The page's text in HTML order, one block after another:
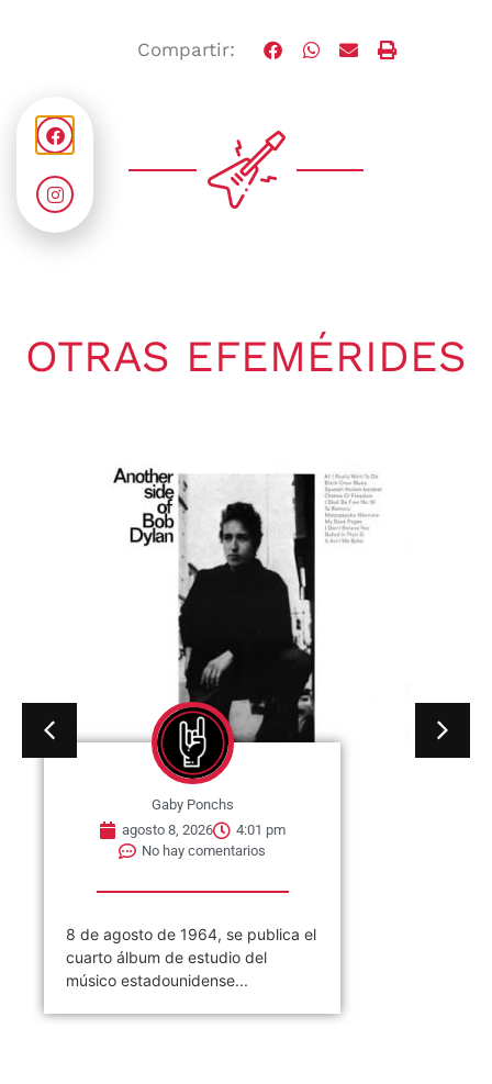
Compartir:
OTRAS EFEMÉRIDES
Gaby Ponchs
agosto 8, 2026
4:01 pm
No hay comentarios
8 de agosto de 1964, se publica el
cuarto álbum de estudio del
músico estadounidense...